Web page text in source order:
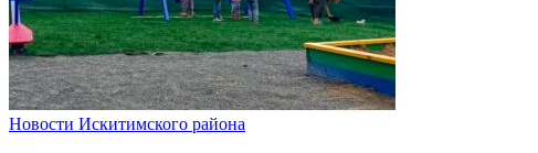
Новости Искитимского района